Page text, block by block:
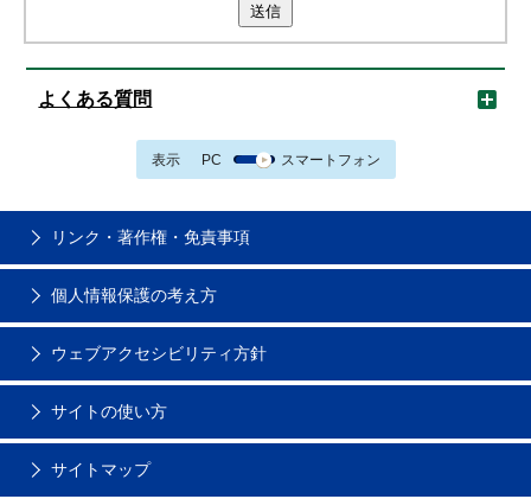
送信
よくある質問
表示 PC スマートフォン
リンク・著作権・免責事項
個人情報保護の考え方
ウェブアクセシビリティ方針
サイトの使い方
サイトマップ